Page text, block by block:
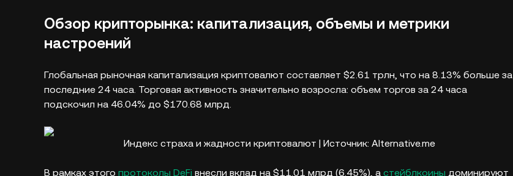
Обзор крипторынка: капитализация, объемы и метрики
настроений
Глобальная рыночная капитализация криптовалют составляет $2.61 трлн, что на 8.13% больше за
последние 24 часа. Торговая активность значительно возросла: объем торгов за 24 часа
подскочил на 46.04% до $170.68 млрд.
Индекс страха и жадности криптовалют | Источник: Alternative.me
В рамках этого протоколы DeFi внесли вклад на $11.01 млрд (6.45%), а стейблкоины доминируют